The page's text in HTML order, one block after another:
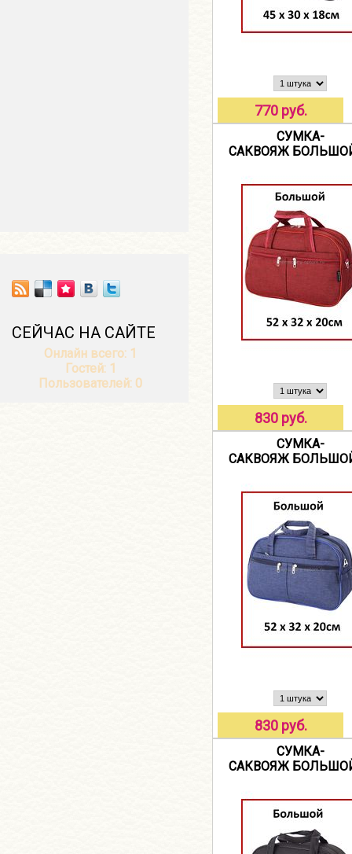
СЕЙЧАС НА САЙТЕ
Онлайн всего: 1
Гостей: 1
Пользователей: 0
770 руб.
СУМКА-
САКВОЯЖ
830 руб.
СУМКА-
САКВОЯЖ
830 руб.
СУМКА-
САКВОЯЖ